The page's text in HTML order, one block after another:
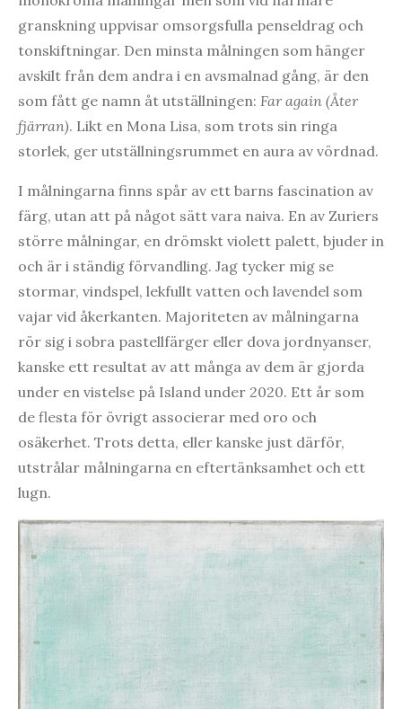
granskning uppvisar omsorgsfulla penseldrag och
tonskiftningar. Den minsta målningen som hänger
avskilt från dem andra i en avsmalnad gång, är den
som fått ge namn åt utställningen: Far again (Åter
fjärran). Likt en Mona Lisa, som trots sin ringa
storlek, ger utställningsrummet en aura av vördnad.
I målningarna finns spår av ett barns fascination av
färg, utan att på något sätt vara naiva. En av Zuriers
större målningar, en drömskt violett palett, bjuder in
och är i ständig förvandling. Jag tycker mig se
stormar, vindspel, lekfullt vatten och lavendel som
vajar vid åkerkanten. Majoriteten av målningarna
rör sig i sobra pastellfärger eller dova jordnyanser,
kanske ett resultat av att många av dem är gjorda
under en vistelse på Island under 2020. Ett år som
de flesta för övrigt associerar med oro och
osäkerhet. Trots detta, eller kanske just därför,
utstrålar målningarna en eftertänksamhet och ett
lugn.